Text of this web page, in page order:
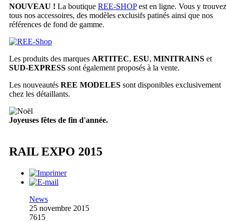
NOUVEAU ! La boutique REE-SHOPest en ligne. Vous y trouvez
tous nos accessoires, des modèles exclusifs patinés ainsi que nos
références de fond de gamme.
Les produits des marques ARTITEC, ESU, MINITRAINS et
SUD-EXPRESS sont également proposés à la vente.
Les nouveautés REE MODELES sont disponibles exclusivement
chez les détaillants.
Joyeuses fêtes de fin d'année.
RAIL EXPO 2015
News
25 novembre 2015
7615